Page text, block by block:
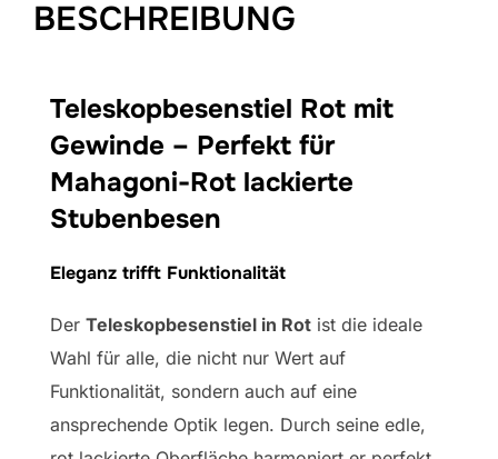
BESCHREIBUNG
Teleskopbesenstiel Rot mit
Gewinde – Perfekt für
Mahagoni-Rot lackierte
Stubenbesen
Eleganz trifft Funktionalität
Der Teleskopbesenstiel in Rot ist die ideale
Wahl für alle, die nicht nur Wert auf
Funktionalität, sondern auch auf eine
ansprechende Optik legen. Durch seine edle,